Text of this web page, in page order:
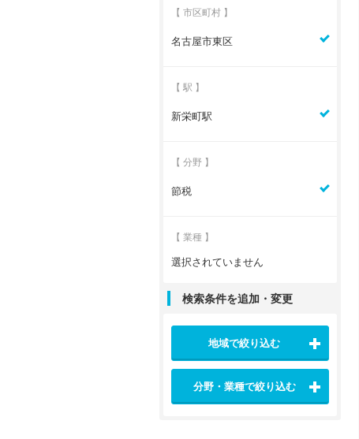
【 市区町村 】
名古屋市東区
【 駅 】
新栄町駅
【 分野 】
節税
【 業種 】
選択されていません
検索条件を追加・変更
地域で絞り込む
分野・業種で絞り込む